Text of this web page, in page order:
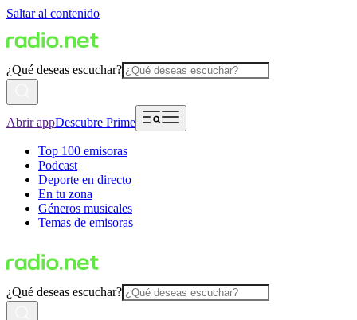
Saltar al contenido
¿Qué deseas escuchar?
Abrir appDescubre Prime
Top 100 emisoras
Podcast
Deporte en directo
En tu zona
Géneros musicales
Temas de emisoras
¿Qué deseas escuchar?